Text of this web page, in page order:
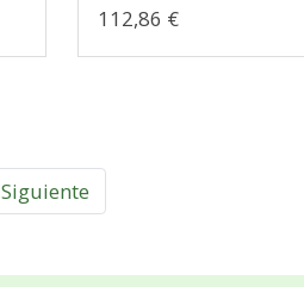
112,86 €
Siguiente